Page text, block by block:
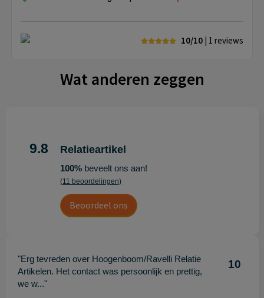
10/10 | 1 reviews
Wat anderen zeggen
9.8 Relatieartikel
100%beveelt ons aan!
(11 beoordelingen)
Beoordeel ons
"Erg tevreden over Hoogenboom/Ravelli Relatie
Artikelen. Het contact was persoonlijk en prettig,
we w..."
10